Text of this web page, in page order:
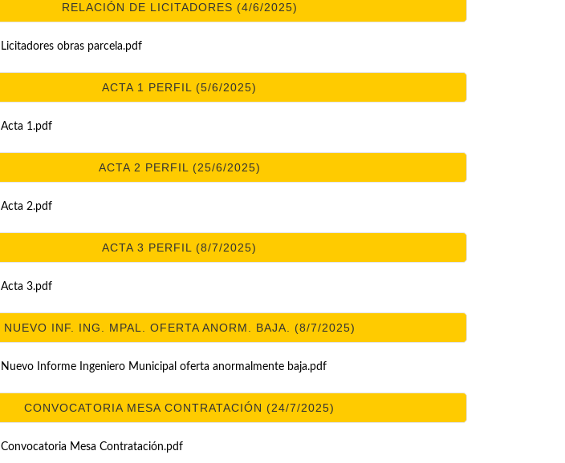
RELACIÓN DE LICITADORES (4/6/2025)
Licitadores obras parcela.pdf
ACTA 1 PERFIL (5/6/2025)
Acta 1.pdf
ACTA 2 PERFIL (25/6/2025)
Acta 2.pdf
ACTA 3 PERFIL (8/7/2025)
Acta 3.pdf
NUEVO INF. ING. MPAL. OFERTA ANORM. BAJA. (8/7/2025)
Nuevo Informe Ingeniero Municipal oferta anormalmente baja.pdf
CONVOCATORIA MESA CONTRATACIÓN (24/7/2025)
Convocatoria Mesa Contratación.pdf